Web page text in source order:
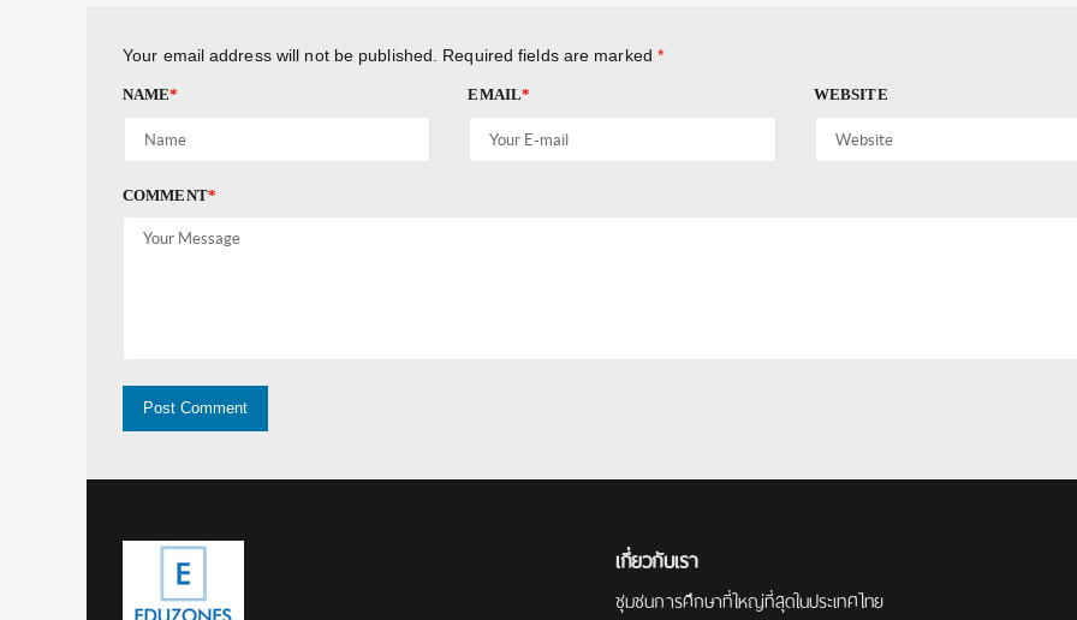
Your email address will not be published. Required fields are marked *
NAME* EMAIL* WEBSITE
COMMENT*
เกี่ยวกับเรา
ชุมชนการศึกษาที่ใหญ่ที่สุดในประเทศไทย